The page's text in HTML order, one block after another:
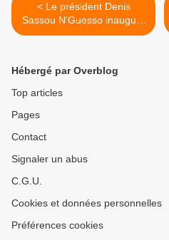
< Le président Denis
Sassou N'Guesso inaugure
ce mercredi le tout nouveau
Hébergé par Overblog
Top articles
Pages
Contact
Signaler un abus
C.G.U.
Cookies et données personnelles
Préférences cookies